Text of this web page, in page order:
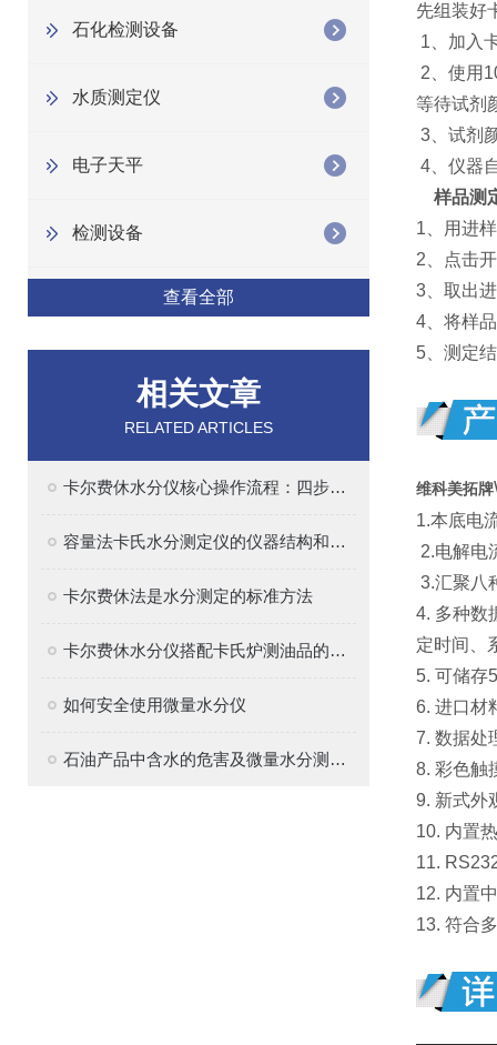
石化检测设备
水质测定仪
电子天平
检测设备
查看全部
相关文章
RELATED ARTICLES
卡尔费休水分仪核心操作流程：四步法确保精准
容量法卡氏水分测定仪的仪器结构和原理解析
卡尔费休法是水分测定的标准方法
卡尔费休水分仪搭配卡氏炉测油品的水分
如何安全使用微量水分仪
石油产品中含水的危害及微量水分测定的意义
先组装好
1、加入
2、使用
等待试剂
3、试剂
4、仪器
样品测
1、用进
2、点击
3、取出
4、将样
5、测定
维科美拓牌
1.本底电
2.电解电
3.汇聚八
4. 多种数
定时间、
5. 可储存
6. 进口材
7. 数据处
8. 彩色触
9. 新式外
10. 内置
11.
12. 内置
13. 符合